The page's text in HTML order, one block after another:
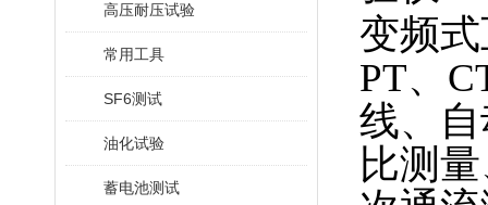
高压耐压试验
常用工具
SF6测试
油化试验
蓄电池测试
变频
PT、
线、
比测